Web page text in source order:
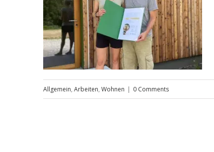
Allgemein, Arbeiten, Wohnen | 0 Comments